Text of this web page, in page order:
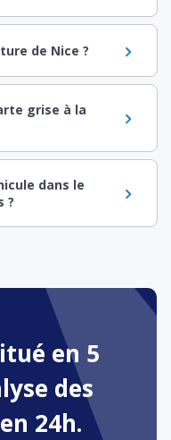
de Nice ?
grise à la
dans le
?
en 5
des
24h.